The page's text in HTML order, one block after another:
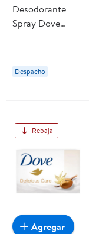
Desodorante
Spray Dove
Despacho
Rebaja
Agregar